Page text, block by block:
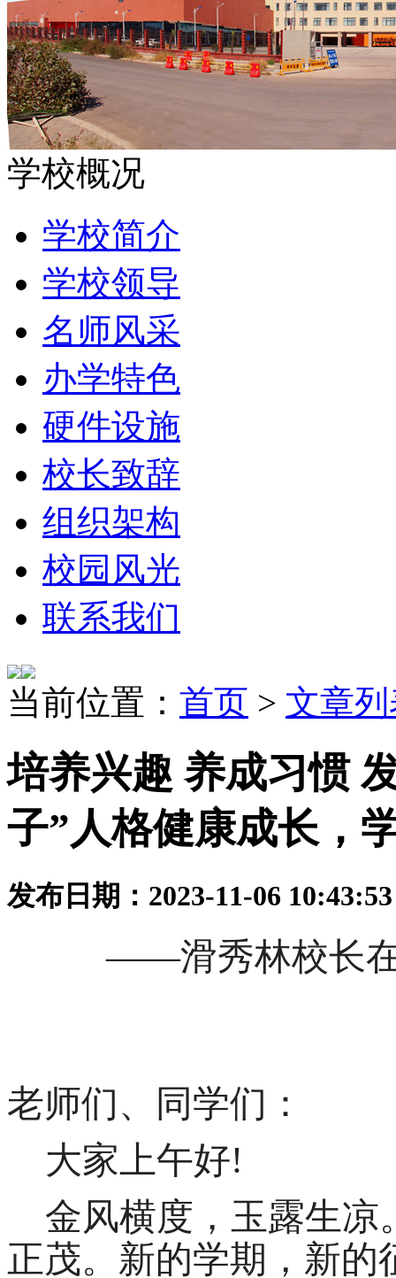
学校概况
学校简介
学校领导
名师风采
办学特色
硬件设施
校长致辞
组织架构
校园风光
联系我们
当前位置： 首页 > 文章
培养兴趣 养成习惯
子”人格健康成长，
发布日期：2023-11-06
——滑秀林校长在
老师们、同学们：
大家上午好!
金风横度，玉露生凉
正茂。新的学期，新的